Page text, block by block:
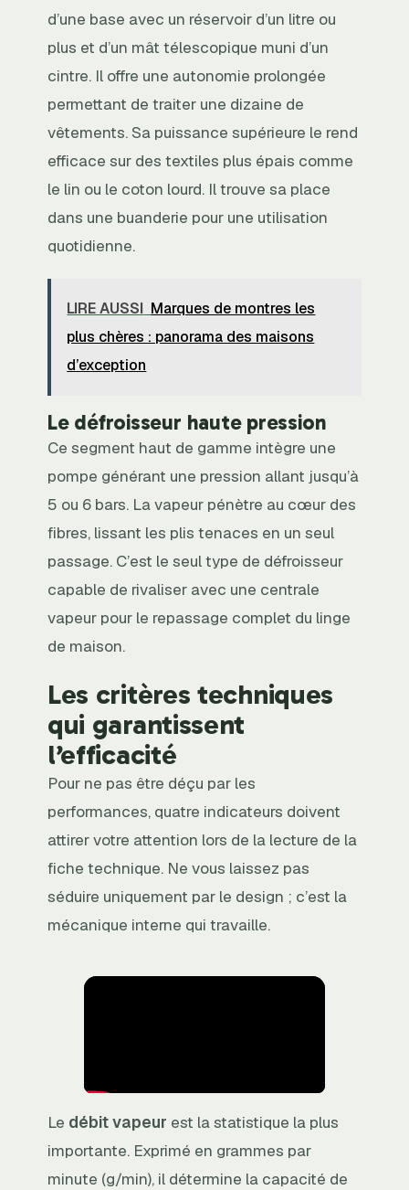
d’une base avec un réservoir d’un litre ou
plus et d’un mât télescopique muni d’un
cintre. Il offre une autonomie prolongée
permettant de traiter une dizaine de
vêtements. Sa puissance supérieure le rend
efficace sur des textiles plus épais comme
le lin ou le coton lourd. Il trouve sa place
dans une buanderie pour une utilisation
quotidienne.
LIRE AUSSI Marques de montres les
plus chères : panorama des maisons
d’exception
Le défroisseur haute pression
Ce segment haut de gamme intègre une
pompe générant une pression allant jusqu’à
5 ou 6 bars. La vapeur pénètre au cœur des
fibres, lissant les plis tenaces en un seul
passage. C’est le seul type de défroisseur
capable de rivaliser avec une centrale
vapeur pour le repassage complet du linge
de maison.
Les critères techniques
qui garantissent
l’efficacité
Pour ne pas être déçu par les
performances, quatre indicateurs doivent
attirer votre attention lors de la lecture de la
fiche technique. Ne vous laissez pas
séduire uniquement par le design ; c’est la
mécanique interne qui travaille.
Le débit vapeur est la statistique la plus
importante. Exprimé en grammes par
minute (g/min), il détermine la capacité de